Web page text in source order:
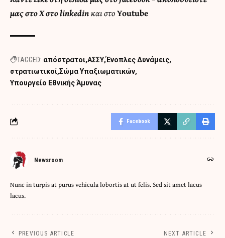
μας στοXστοlinkedinκαι στοYoutube
TAGGED: απόστρατοι ΑΣΣΥ Ένοπλες Δυνάμεις
στρατιωτικοί Σώμα Υπαξιωματικών
Υπουργείο Εθνικής Άμυνας
Facebook
Newsroom
Nunc in turpis at purus vehicula lobortis at ut felis. Sed sit amet lacus
lacus.
PREVIOUS ARTICLE NEXT ARTICLE